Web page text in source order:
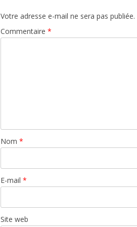
Votre adresse e-mail ne sera pas publiée.
Commentaire *
Nom *
E-mail *
Site web